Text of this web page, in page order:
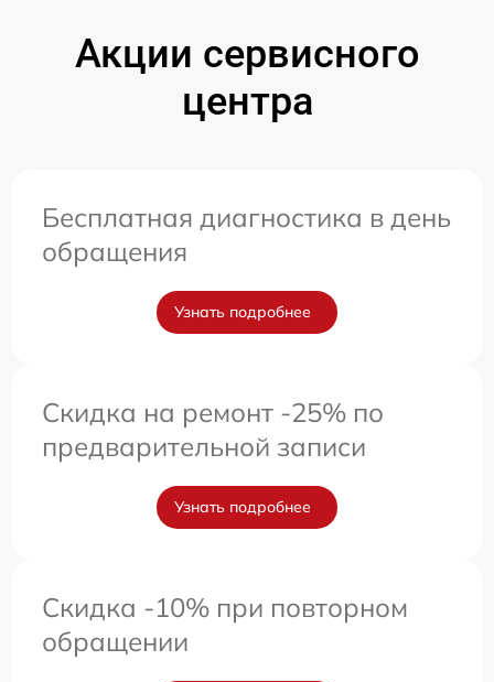
Акции сервисного
центра
Бесплатная диагностика в день
обращения
Узнать подробнее
Скидка на ремонт -25% по
предварительной записи
Узнать подробнее
Скидка -10% при повторном
обращении